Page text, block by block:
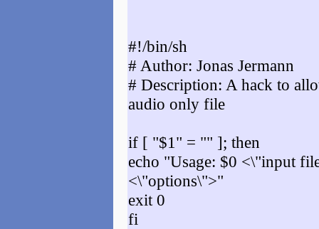
#!/bin/sh
# Author: Jonas Jermann
# Description: A hack to
audio only file
if [ "$1" = "" ]; then
echo "Usage: $0 <\"input
<\"options\">"
exit 0
fi